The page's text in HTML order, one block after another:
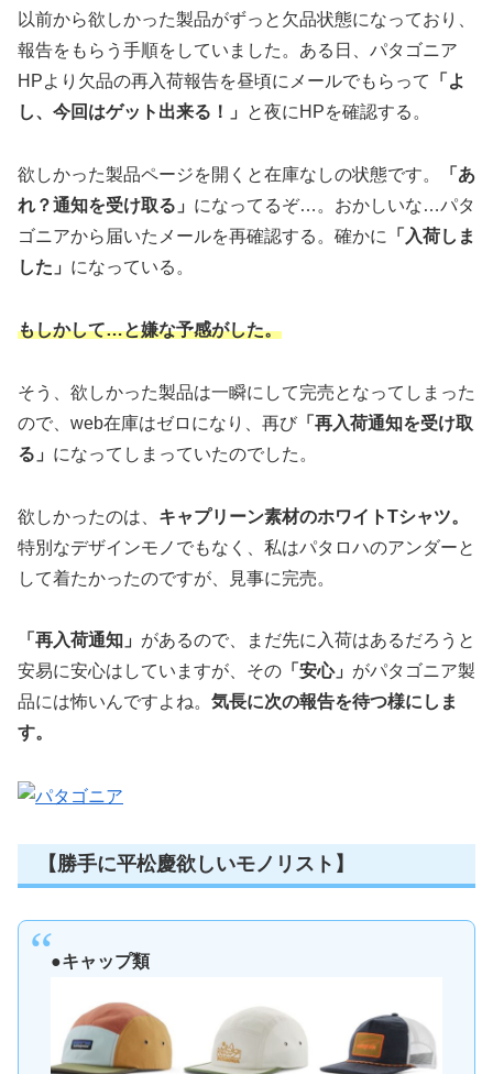
以前から欲しかった製品がずっと欠品状態になっており、
報告をもらう手順をしていました。ある日、パタゴニア
HPより欠品の再入荷報告を昼頃にメールでもらって
「よ
し、今回はゲット出来る！」
と夜にHPを確認する。
欲しかった製品ページを開くと在庫なしの状態です。
「あ
れ？通知を受け取る」 になってるぞ…。おかしいな…パタ
ゴニアから届いたメールを再確認する。確かに
「入荷しま
した」 になっている。
もしかして…と嫌な予感がした。
そう、欲しかった製品は一瞬にして完売となってしまった
ので、web在庫はゼロになり、再び 「再入荷通知を受け取
る」 になってしまっていたのでした。
欲しかったのは、 キャプリーン素材のホワイトTシャツ。
特別なデザインモノでもなく、私はパタロハのアンダーと
して着たかったのですが、見事に完売。
「再入荷通知」 があるので、まだ先に入荷はあるだろうと
安易に安心はしていますが、その 「安心」 がパタゴニア製
品には怖いんですよね。 気長に次の報告を待つ様にしま
す。
【勝手に平松慶欲しいモノリスト】
●キャップ類